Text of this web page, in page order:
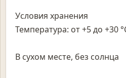
Условия хранения
Температура: от +5 до +30
В сухом месте, без солнца